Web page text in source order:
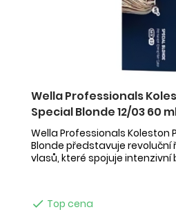
Wella Professionals
Special Blonde 12/03 60
Wella Professionals Koleston
Blonde představuje revoluční
vlasů, které spojuje intenzivní
 Top cena